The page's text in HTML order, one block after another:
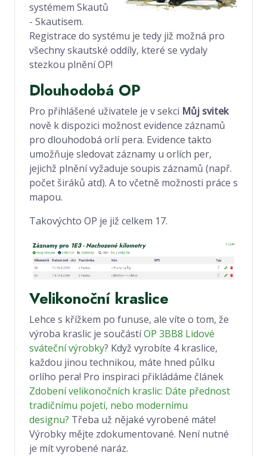
systémem Skautů
- Skautisem.
Registrace do systému je tedy již možná pro
všechny skautské oddíly, které se vydaly
stezkou plnění OP!
Dlouhodobá OP
Pro přihlášené uživatele je v sekci Můj svitek
nově k dispozici možnost evidence záznamů
pro dlouhodobá orlí pera. Evidence takto
umožňuje sledovat záznamy u orlích per,
jejichž plnění vyžaduje soupis záznamů (např.
počet širáků atd). A to včetně možnosti práce s
mapou.
Takovýchto OP je již celkem 17.
Velikonoční kraslice
Lehce s křížkem po funuse, ale víte o tom, že
výroba kraslic je součástíOP 3BB8 Lidové
sváteční výrobky? Když vyrobíte 4 kraslice,
každou jinou technikou, máte hned půlku
orlího pera! Pro inspiraci přikládáme článek
Zdobení velikonočních kraslic: Dáte přednost
tradičnímu pojetí, nebo modernímu
designu? Třeba už nějaké vyrobené máte!
Výrobky mějte zdokumentované. Není nutné
je mít vyrobené naráz.